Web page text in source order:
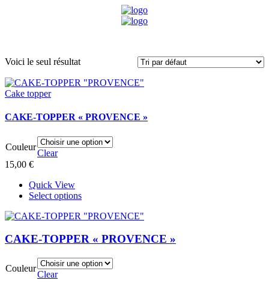
Voici le seul résultat
Cake topper
CAKE-TOPPER « PROVENCE »
Couleur
Clear
15,00 €
Quick View
Select optionsCe
a
variations.
options
peuvent
CAKE-TOPPER « PROVENCE »
Couleur
Clear